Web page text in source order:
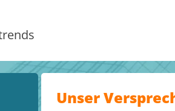
Unser